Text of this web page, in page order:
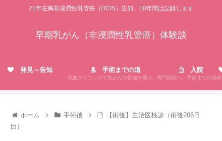
21年左胸非浸潤性乳管癌（DCIS）告知。10年間は記録します
早期乳がん（非浸潤性乳管癌）体験談
発見～告知 手術までの道
乳腺クリニックで乳がんの告知を受け、専門病院へ。手術までの経
入院
ホーム 手術後
【術後】主治医検診（術後206日
目）